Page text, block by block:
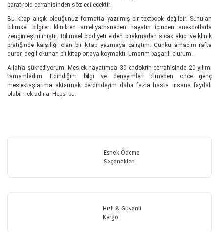
paratiroid cerrahisinden söz edilecektir.
Bu kitap alışık olduğunuz formatta yazılmış bir textbook değildir. Sunulan
bilimsel bilgiler klinikten ameliyathaneden hayatın içinden anekdotlarla
zenginleştirilmiştir. Bilimsel ciddiyeti elden bırakmadan sıcak akıcı ve klinik
pratiğinde karşılığı olan bir kitap yazmaya çalıştım. Çünkü amacım rafta
duran değil okunan bir kitap ortaya koymaktı. Umarım başarılı olurum.
Allah’a şükrediyorum. Meslek hayatımda 30 endokrin cerrahisinde 20 yılımı
tamamladım. Edindiğim bilgi ve deneyimleri ölmeden önce genç
meslektaşlarıma aktarmak derdindeyim daha fazla hasta insana faydalı
olabilmek adına. Hepsi bu.
Bu ürüne ilk yorumu siz yapın!
Görüş ve önerileriniz için teşekkür ederiz.
Ürün resmi kalitesiz, bozuk veya görüntülenemiyor.
Ürün fiyatı diğer sitelerden daha pahalı.
Esnek Ödeme
Seçenekleri
Hızlı & Güvenli
Kargo